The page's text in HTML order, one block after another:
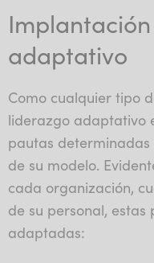
adaptativo
Como cualquier tipo
liderazgo adaptativo
pautas
de su modelo.
cada organización,
de su personal,
adaptadas: